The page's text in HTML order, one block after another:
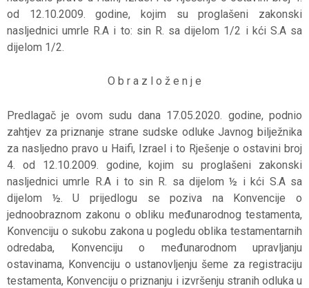
od 12.10.2009. godine, kojim su proglašeni zakonski
nasljednici umrle R.A i to: sin R. sa dijelom 1/2 i kći S.A sa
dijelom 1/2.
O b r a z l o ž e n j e
Predlagač je ovom sudu dana 17.05.2020. godine, podnio
zahtjev za priznanje strane sudske odluke Javnog bilježnika
za nasljedno pravo u Haifi, Izrael i to Rješenje o ostavini broj
4. od 12.10.2009. godine, kojim su proglašeni zakonski
nasljednici umrle R.A i to sin R. sa dijelom ½ i kći S.A sa
dijelom ½. U prijedlogu se poziva na Konvencije o
jednoobraznom zakonu o obliku međunarodnog testamenta,
Konvenciju o sukobu zakona u pogledu oblika testamentarnih
odredaba, Konvenciju o međunarodnom upravljanju
ostavinama, Konvenciju o ustanovljenju šeme za registraciju
testamenta, Konvenciju o priznanju i izvršenju stranih odluka u